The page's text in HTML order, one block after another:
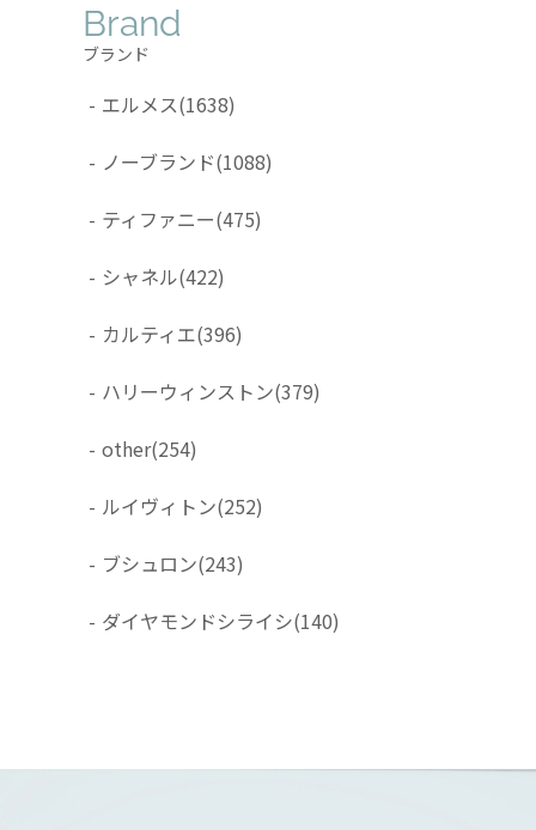
Brand
ブランド
- エルメス(1638)
- ノーブランド(1088)
- ティファニー(475)
- シャネル(422)
- カルティエ(396)
- ハリーウィンストン(379)
- other(254)
- ルイヴィトン(252)
- ブシュロン(243)
- ダイヤモンドシライシ(140)